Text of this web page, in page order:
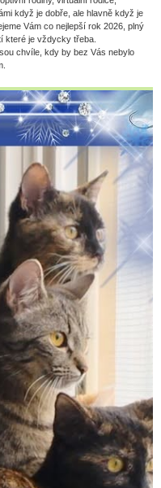
když je dobře, ale hlavně když je
Vám co nejlepší rok 2026, plný
které je vždycky třeba.
chvíle, kdy by bez Vás nebylo